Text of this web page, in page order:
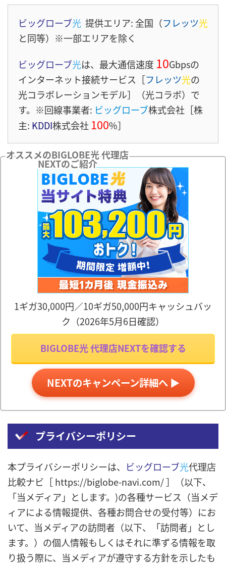
ビッグローブ光 提供エリア: 全国（フレッツ光
と同等）※一部エリアを除く
ビッグローブ光は、最大通信速度 10Gbpsの
インターネット接続サービス［フレッツ光の
光コラボレーションモデル］（光コラボ）で
す。※回線事業者: ビッグローブ株式会社［株
主: KDDI株式会社 100%］
オススメのBIGLOBE光 代理店
NEXTのご紹介
1ギガ30,000円／10ギガ50,000円キャッシュバッ
ク（2026年5月6日確認）
BIGLOBE光 代理店NEXTを確認する
NEXTのキャンペーン詳細へ ▶
プライバシーポリシー
本プライバシーポリシーは、 ビッグローブ光代理店
比較ナビ［ https://biglobe-navi.com/ ］（以下、
「当メディア」とします。)の各種サービス（当メデ
ィアによる情報提供、各種お問合せの受付等）にお
いて、当メディアの訪問者（以下、「訪問者」とし
ます。）の個人情報もしくはそれに準ずる情報を取
り扱う際に、当メディアが遵守する方針を示したも